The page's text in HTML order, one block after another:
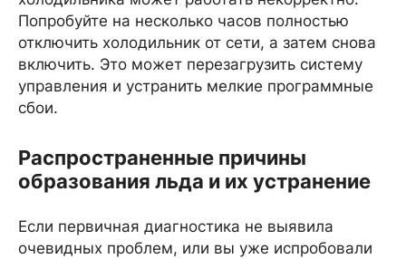
Попробуйте на несколько часов полностью
отключить холодильник от сети, а затем снова
включить. Это может перезагрузить систему
управления и устранить мелкие программные
сбои.
Распространенные причины
образования льда и их устранение
Если первичная диагностика не выявила
очевидных проблем, или вы уже испробовали